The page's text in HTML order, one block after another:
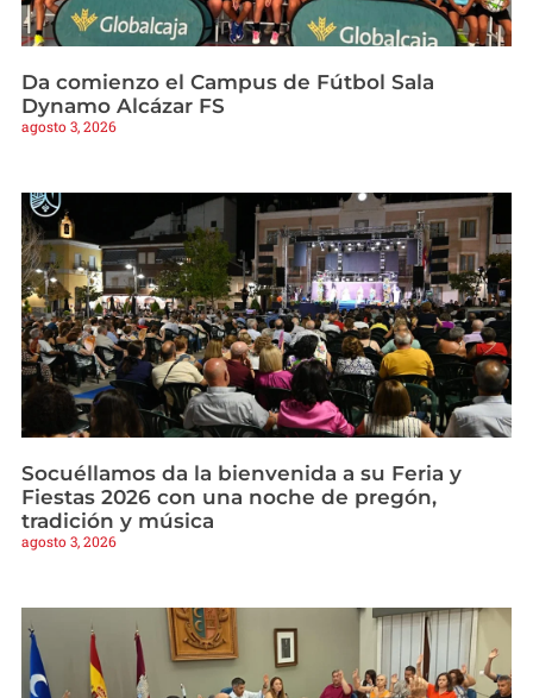
Da comienzo el Campus de Fútbol Sala
Dynamo Alcázar FS
agosto 3, 2026
Socuéllamos da la bienvenida a su Feria y
Fiestas 2026 con una noche de pregón,
tradición y música
agosto 3, 2026